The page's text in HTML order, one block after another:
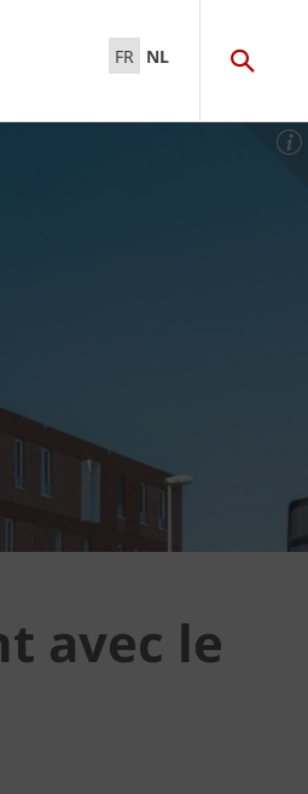
FR NL
avec le